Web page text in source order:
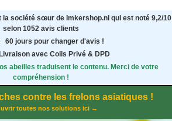
société sœur de Imkershop.nl qui est noté 9,2/10
selon 1052 avis clients
60 jours pour changer d'avis !
Livraison avec Colis Privé & DPD
abeilles traduisent le contenu. Merci de votre
compréhension !
contre les frelons asiatiques !
toutes nos solutions ici →